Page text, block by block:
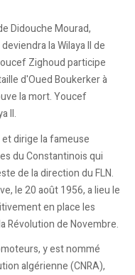
Didouche Mourad,
la Wilaya II de
Zighoud participe
d'Oued Boukerker à
la mort. Youcef
II.
dirige la fameuse
du Constantinois qui
de la direction du FLN.
le 20 août 1956, a lieu le
en place les
Révolution de Novembre.
y est nommé
algérienne (CNRA),